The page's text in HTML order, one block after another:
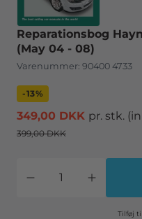
Reparationsbog
(May 04 - 08)
Varenummer: 90400 4733
-13%
349,00 DKK pr. stk.
399,00 DKK